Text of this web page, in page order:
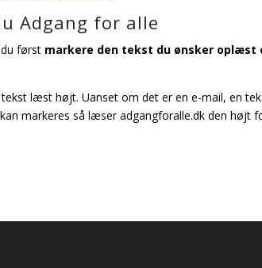
Adgang for alle
først markere den tekst du ønsker
læst højt. Uanset om det er en e-mail, en
markeres så læser adgangforalle.dk den højt